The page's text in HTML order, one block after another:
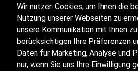
Wir nutzen Cookies, um Ihnen die
Nutzung unserer Webseiten zu
unsere Kommunikation mit Ihnen
berücksichtigen Ihre Präferenzen
Daten für Marketing, Analyse und
nur, wenn Sie uns Ihre Einwilligung
Impressum